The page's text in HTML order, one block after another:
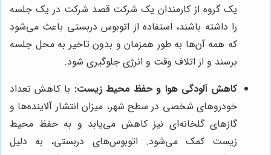
یک گروه از کارمندان یک شرکت قصد شرکت در یک جلسه
را داشته باشند، استفاده از اتوبوس دربستی باعث می‌شود
که همه آن‌ها به طور همزمان و بدون تاخیر به محل جلسه
برسند و از اتلاف وقت و انرژی جلوگیری شود.
کاهش آلودگی هوا و حفظ محیط زیست: با کاهش تعداد
خودروهای شخصی در سطح شهر، میزان انتشار آلاینده‌ها و
گازهای گلخانه‌ای نیز کاهش می‌یابد و به حفظ محیط
زیست کمک می‌شود. اتوبوس‌های دربستی، به دلیل